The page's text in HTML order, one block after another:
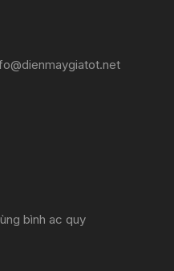
bình ac quy